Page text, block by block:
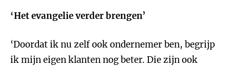
‘Het evangelie verder brengen’
‘Doordat ik nu zelf ook ondernemer ben, begrijp
ik mijn eigen klanten nog beter. Die zijn ook